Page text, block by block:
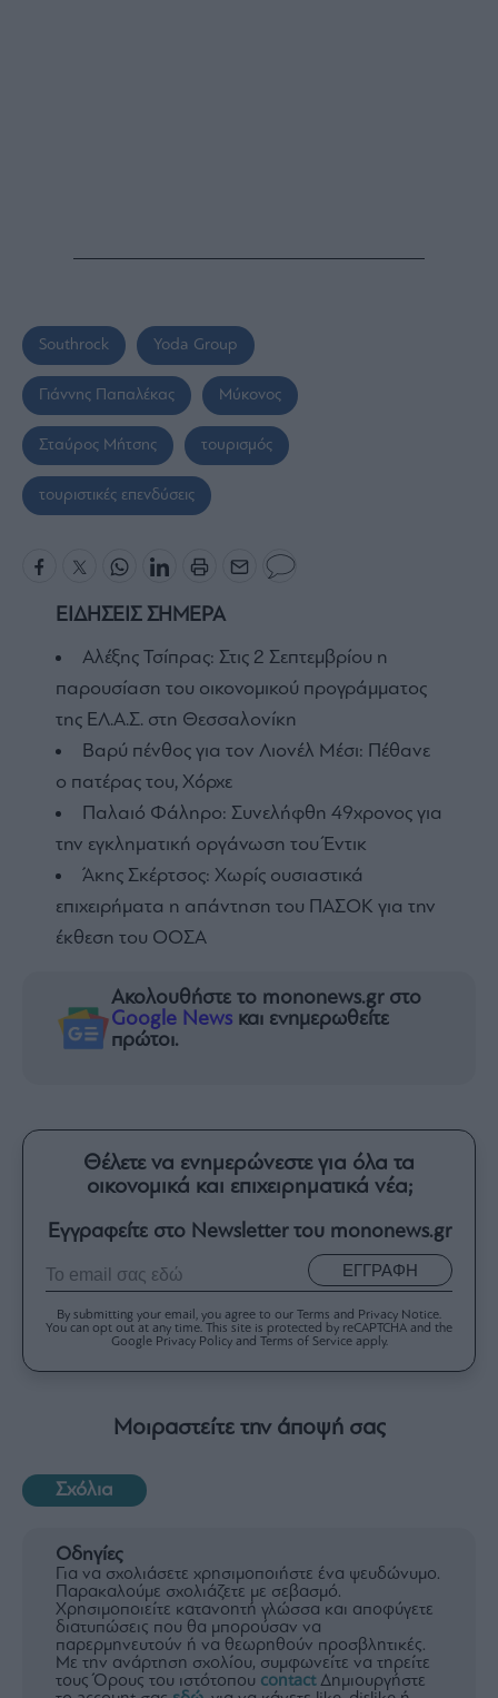
Southrock Yoda Group
Γιάννης Παπαλέκας Μύκονος
Σταύρος Μήτσης τουρισμός
τουριστικές επενδύσεις
ΕΙΔΗΣΕΙΣ ΣΗΜΕΡΑ
Αλέξης Τσίπρας: Στις 2 Σεπτεμβρίου η
παρουσίαση του οικονομικού προγράμματος
της ΕΛ.Α.Σ. στη Θεσσαλονίκη
Βαρύ πένθος για τον Λιονέλ Μέσι: Πέθανε
ο πατέρας του, Χόρχε
Παλαιό Φάληρο: Συνελήφθη 49χρονος για
την εγκληματική οργάνωση του Έντικ
Άκης Σκέρτσος: Χωρίς ουσιαστικά
επιχειρήματα η απάντηση του ΠΑΣΟΚ για την
έκθεση του ΟΟΣΑ
Ακολουθήστε το mononews.gr στο
Google News και ενημερωθείτε
πρώτοι.
Θέλετε να ενημερώνεστε για όλα τα
οικονομικά και επιχειρηματικά νέα;
Εγγραφείτε στο Newsletter του mononews.gr
ΕΓΓΡΑΦΗ
By submitting your email, you agree to our Terms and Privacy Notice.
You can opt out at any time. This site is protected by reCAPTCHA and the
Google Privacy Policy and Terms of Service apply.
Μοιραστείτε την άποψή σας
Σχόλια
Οδηγίες
Για να σχολιάσετε χρησιμοποιήστε ένα ψευδώνυμο.
Παρακαλούμε σχολιάζετε με σεβασμό.
Χρησιμοποιείτε κατανοητή γλώσσα και αποφύγετε
διατυπώσεις που θα μπορούσαν να
παρερμηνευτούν ή να θεωρηθούν προσβλητικές.
Με την ανάρτηση σχολίου, συμφωνείτε να τηρείτε
τους Όρους του ιστότοπου contactΔημιουργήστε